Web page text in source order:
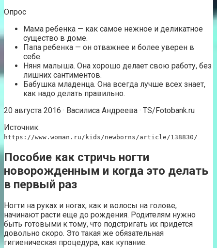
Опрос
Мама ребенка — как самое нежное и деликатное
существо в доме.
Папа ребенка — он отважнее и более уверен в
себе.
Няня малыша. Она хорошо делает свою работу, без
лишних сантиментов.
Бабушка младенца. Она всегда лучше всех знает,
как надо делать правильно.
20 августа 2016 · Василиса Андреева · TS/Fotobank.ru
Источник:
https://www.woman.ru/kids/newborns/article/138830/
Пособие как стричь ногти
новорожденным и когда это делать
в первый раз
Ногти на руках и ногах, как и волосы на голове,
начинают расти еще до рождения. Родителям нужно
быть готовыми к тому, что подстригать их придется
довольно скоро. Это такая же обязательная
гигиеническая процедура, как купание.